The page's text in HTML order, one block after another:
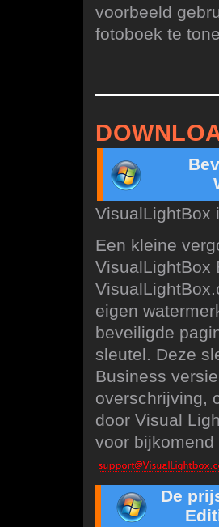
voorbeeld
fotoboek te
VisualLightBox
Een kleine
VisualLightBox
eigen
beveiligde
sleutel. Deze
Business
overschrijving,
door Visual
voor
De